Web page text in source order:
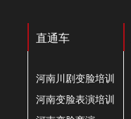
直通车
河南川剧变脸培训
河南变脸表演培训